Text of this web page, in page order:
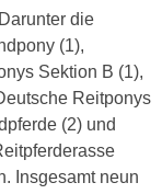
die
(1),
Sektion B (1),
Reitponys
(2) und
Insgesamt neun